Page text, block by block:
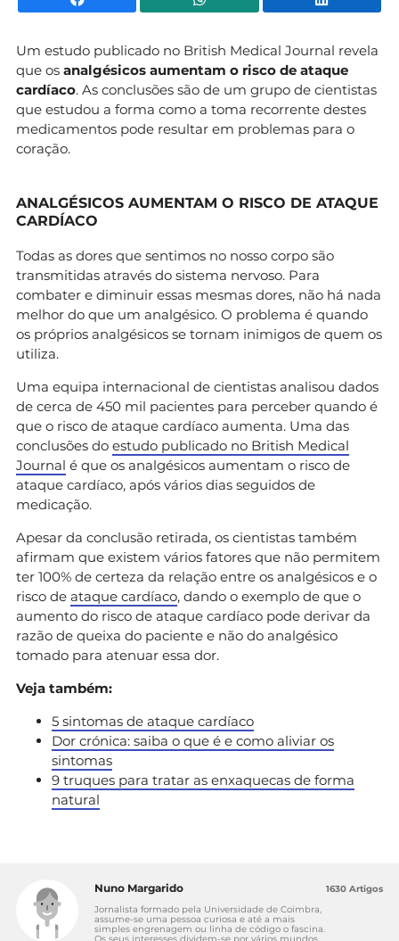
Um estudo publicado no British Medical Journal revela
que os analgésicos aumentam o risco de ataque
cardíaco. As conclusões são de um grupo de cientistas
que estudou a forma como a toma recorrente destes
medicamentos pode resultar em problemas para o
coração.
ANALGÉSICOS AUMENTAM O RISCO DE ATAQUE
CARDÍACO
Todas as dores que sentimos no nosso corpo são
transmitidas através do sistema nervoso. Para
combater e diminuir essas mesmas dores, não há nada
melhor do que um analgésico. O problema é quando
os próprios analgésicos se tornam inimigos de quem os
utiliza.
Uma equipa internacional de cientistas analisou dados
de cerca de 450 mil pacientes para perceber quando é
que o risco de ataque cardíaco aumenta. Uma das
conclusões do estudo publicado no British Medical
Journal é que os analgésicos aumentam o risco de
ataque cardíaco, após vários dias seguidos de
medicação.
Apesar da conclusão retirada, os cientistas também
afirmam que existem vários fatores que não permitem
ter 100% de certeza da relação entre os analgésicos e o
risco de ataque cardíaco, dando o exemplo de que o
aumento do risco de ataque cardíaco pode derivar da
razão de queixa do paciente e não do analgésico
tomado para atenuar essa dor.
Veja também:
5 sintomas de ataque cardíaco
Dor crónica: saiba o que é e como aliviar os
sintomas
9 truques para tratar as enxaquecas de forma
natural
Nuno Margarido
Jornalista formado pela Universidade de Coimbra,
assume-se uma pessoa curiosa e até a mais
simples engrenagem ou linha de código o fascina.
Os seus interesses dividem-se por vários mundos,
1630 Artigos